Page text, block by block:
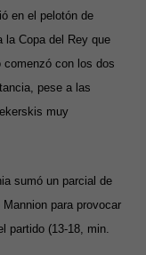
en el pelotón de
la Copa del Rey que
comenzó con los dos
pese a las
muy
sumó un parcial de
para provocar
partido (13-18, min.